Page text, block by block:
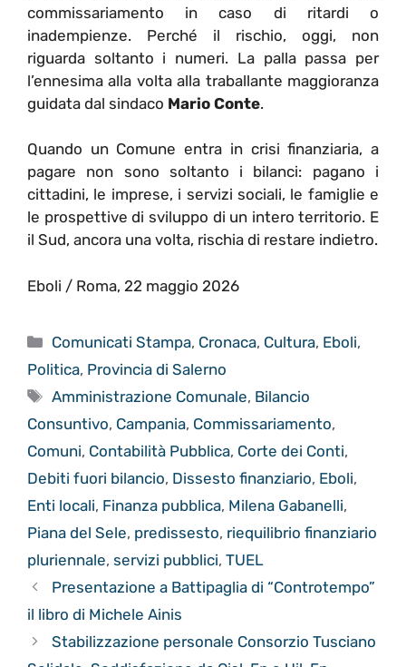
commissariamento in caso di ritardi o
inadempienze. Perché il rischio, oggi, non
riguarda soltanto i numeri. La palla passa per
l’ennesima alla volta alla traballante maggioranza
guidata dal sindaco Mario Conte.
Quando un Comune entra in crisi finanziaria, a
pagare non sono soltanto i bilanci: pagano i
cittadini, le imprese, i servizi sociali, le famiglie e
le prospettive di sviluppo di un intero territorio. E
il Sud, ancora una volta, rischia di restare indietro.
Eboli / Roma, 22 maggio 2026
Categorie
Comunicati Stampa, Cronaca, Cultura, Eboli,
Politica, Provincia di Salerno
Tag
Amministrazione Comunale, Bilancio
Consuntivo, Campania, Commissariamento,
Comuni, Contabilità Pubblica, Corte dei Conti,
Debiti fuori bilancio, Dissesto finanziario, Eboli,
Enti locali, Finanza pubblica, Milena Gabanelli,
Piana del Sele, predissesto, riequilibrio finanziario
pluriennale, servizi pubblici, TUEL
Presentazione a Battipaglia di “Controtempo”
il libro di Michele Ainis
Stabilizzazione personale Consorzio Tusciano